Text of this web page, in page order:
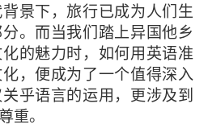
景下，旅行已成为人们生
。而当我们踏上异国他乡
的魅力时，如何用英语准
，便成为了一个值得深入
乎语言的运用，更涉及到
重。